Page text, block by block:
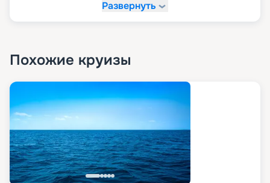
Развернуть
Похожие круизы